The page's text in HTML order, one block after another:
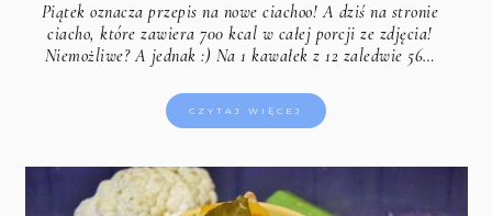
Piątek oznacza przepis na nowe ciachoo! A dziś na stronie
ciacho, które zawiera 700 kcal w całej porcji ze zdjęcia!
Niemożliwe? A jednak :) Na 1 kawałek z 12 zaledwie 56…
CZYTAJ WIĘCEJ